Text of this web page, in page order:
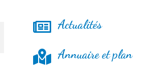
Actualités
Annuaire et plan